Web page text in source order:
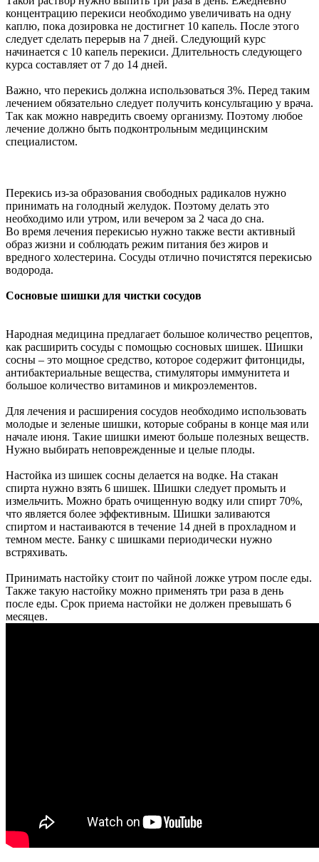
концентрацию перекиси необходимо увеличивать на одну
каплю, пока дозировка не достигнет 10 капель. После этого
следует сделать перерыв на 7 дней. Следующий курс
начинается с 10 капель перекиси. Длительность следующего
курса составляет от 7 до 14 дней.
Важно, что перекись должна использоваться 3%. Перед таким
лечением обязательно следует получить консультацию у врача.
Так как можно навредить своему организму. Поэтому любое
лечение должно быть подконтрольным медицинским
специалистом.
Перекись из-за образования свободных радикалов нужно
принимать на голодный желудок. Поэтому делать это
необходимо или утром, или вечером за 2 часа до сна.
Во время лечения перекисью нужно также вести активный
образ жизни и соблюдать режим питания без жиров и
вредного холестерина. Сосуды отлично почистятся перекисью
водорода.
Сосновые шишки для чистки сосудов
Народная медицина предлагает большое количество рецептов,
как расширить сосуды с помощью сосновых шишек. Шишки
сосны – это мощное средство, которое содержит фитонциды,
антибактериальные вещества, стимуляторы иммунитета и
большое количество витаминов и микроэлементов.
Для лечения и расширения сосудов необходимо использовать
молодые и зеленые шишки, которые собраны в конце мая или
начале июня. Такие шишки имеют больше полезных веществ.
Нужно выбирать неповрежденные и целые плоды.
Настойка из шишек сосны делается на водке. На стакан
спирта нужно взять 6 шишек. Шишки следует промыть и
измельчить. Можно брать очищенную водку или спирт 70%,
что является более эффективным. Шишки заливаются
спиртом и настаиваются в течение 14 дней в прохладном и
темном месте. Банку с шишками периодически нужно
встряхивать.
Принимать настойку стоит по чайной ложке утром после еды.
Также такую настойку можно применять три раза в день
после еды. Срок приема настойки не должен превышать 6
месяцев.